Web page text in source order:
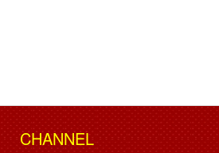
CHANNEL